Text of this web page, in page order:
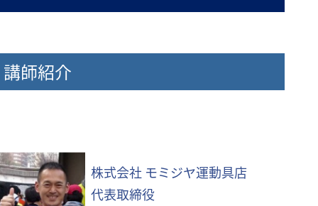
講師紹介
株式会社 モミジヤ運動具店
代表取締役